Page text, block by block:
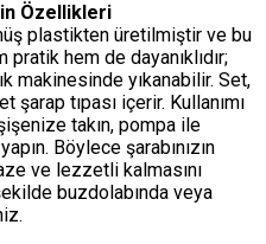
Özellikleri
plastikten üretilmiştir ve bu
hem de dayanıklıdır;
makinesinde yıkanabilir. Set,
şarap tıpası içerir. Kullanımı
takın, pompa ile
Böylece şarabınızın
ve lezzetli kalmasını
buzdolabında veya